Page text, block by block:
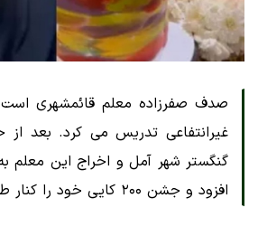
صدف صفرزاده معلم قائمشهری
غیرانتفاعی تدریس می کرد. بعد
گنگستر شهر آمل و اخراج این معلم
افزود و جشن ۲۰۰ کایی خود را کنار طرفدارانش گرفت.